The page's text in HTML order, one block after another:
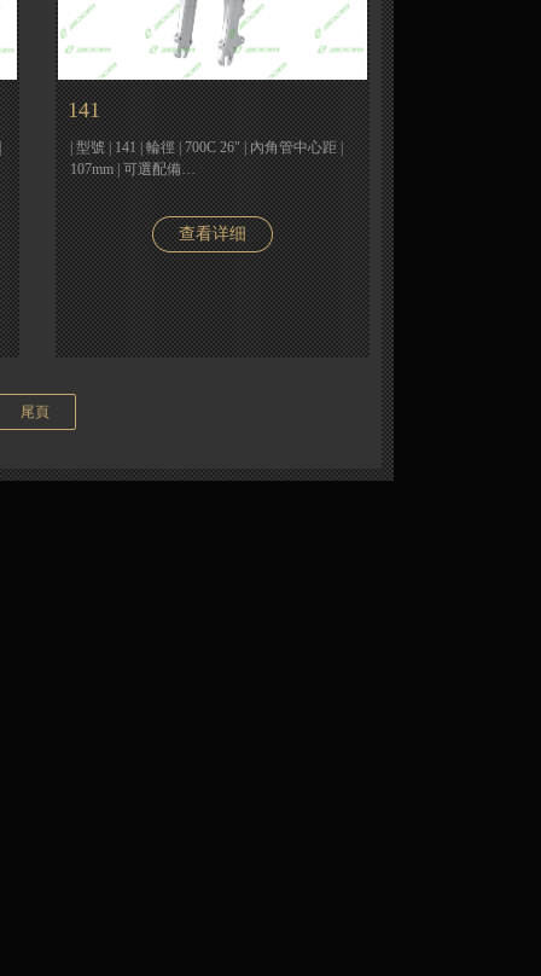
141
| 型號 | 141 | 輪徑 | 700C 26" | 內角管中心距 |
107mm | 可選配備…
查看详细
尾頁